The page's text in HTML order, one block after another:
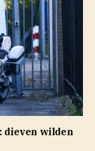
dieven wilden